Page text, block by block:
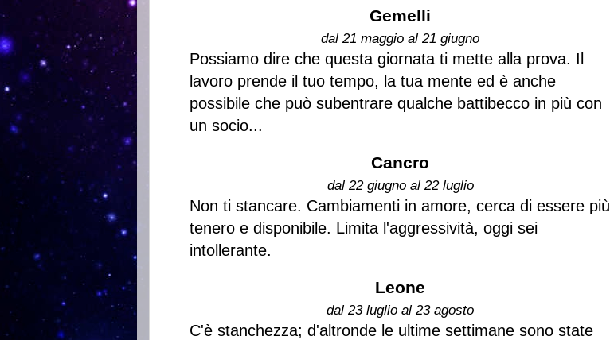
Gemelli
dal 21 maggio al 21 giugno
Possiamo dire che questa giornata ti mette alla prova. Il
lavoro prende il tuo tempo, la tua mente ed è anche
possibile che può subentrare qualche battibecco in più con
un socio...
Cancro
dal 22 giugno al 22 luglio
Non ti stancare. Cambiamenti in amore, cerca di essere più
tenero e disponibile. Limita l'aggressività, oggi sei
intollerante.
Leone
dal 23 luglio al 23 agosto
C'è stanchezza; d'altronde le ultime settimane sono state